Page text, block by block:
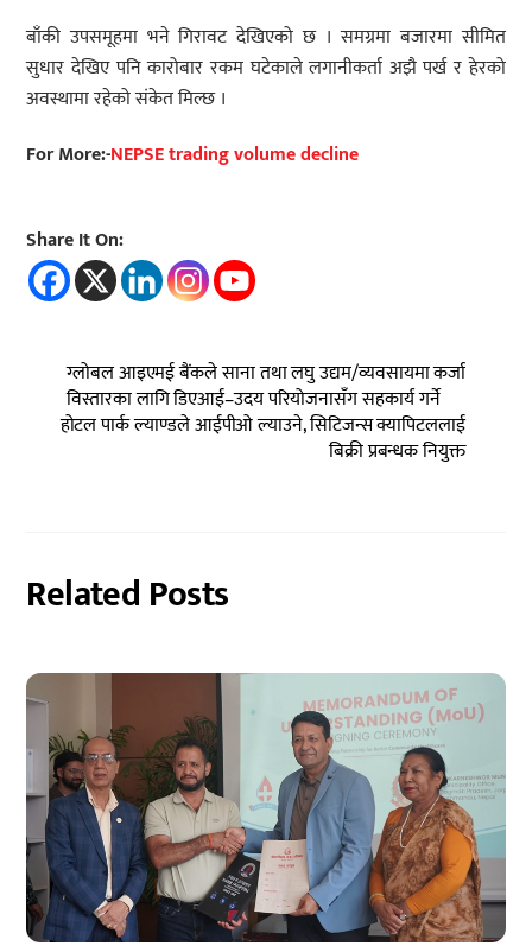
बाँकी उपसमूहमा भने गिरावट देखिएको छ । समग्रमा बजारमा सीमित
सुधार देखिए पनि कारोबार रकम घटेकाले लगानीकर्ता अझै पर्ख र हेरको
अवस्थामा रहेको संकेत मिल्छ ।
For More:-NEPSE trading volume decline
Share It On:
ग्लोबल आइएमई बैंकले साना तथा लघु उद्यम/व्यवसायमा कर्जा
विस्तारका लागि डिएआई–उदय परियोजनासँग सहकार्य गर्ने
होटल पार्क ल्याण्डले आईपीओ ल्याउने, सिटिजन्स क्यापिटललाई
बिक्री प्रबन्धक नियुक्त
Related Posts